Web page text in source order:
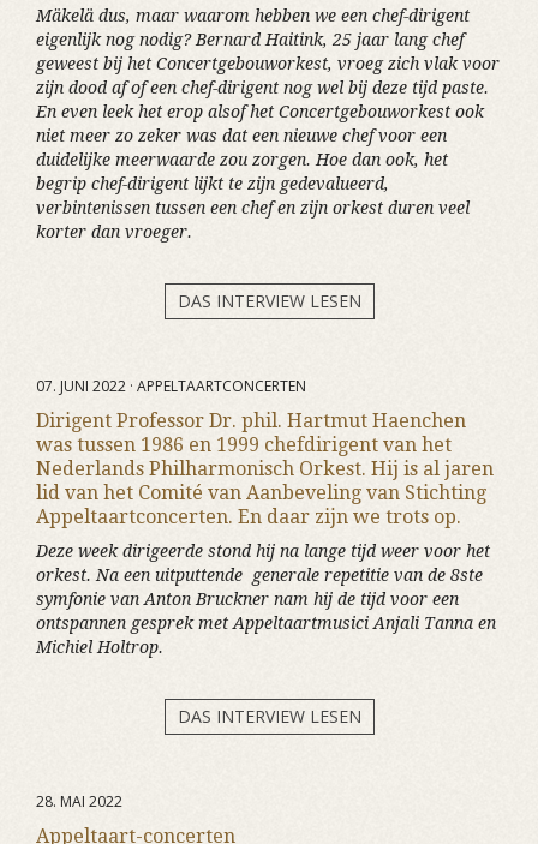
Mäkelä dus, maar waarom hebben we een chef-dirigent
eigenlijk nog nodig? Bernard Haitink, 25 jaar lang chef
geweest bij het Concertgebouworkest, vroeg zich vlak voor
zijn dood af of een chef-dirigent nog wel bij deze tijd paste.
En even leek het erop alsof het Concertgebouworkest ook
niet meer zo zeker was dat een nieuwe chef voor een
duidelijke meerwaarde zou zorgen. Hoe dan ook, het
begrip chef-dirigent lijkt te zijn gedevalueerd,
verbintenissen tussen een chef en zijn orkest duren veel
korter dan vroeger.
DAS INTERVIEW LESEN
07. JUNI 2022 · APPELTAARTCONCERTEN
Dirigent Professor Dr. phil. Hartmut Haenchen
was tussen 1986 en 1999 chefdirigent van het
Nederlands Philharmonisch Orkest. Hij is al jaren
lid van het Comité van Aanbeveling van Stichting
Appeltaartconcerten. En daar zijn we trots op.
Deze week dirigeerde stond hij na lange tijd weer voor het
orkest. Na een uitputtende generale repetitie van de 8ste
symfonie van Anton Bruckner nam hij de tijd voor een
ontspannen gesprek met Appeltaartmusici Anjali Tanna en
Michiel Holtrop.
DAS INTERVIEW LESEN
28. MAI 2022
Appeltaart-concerten